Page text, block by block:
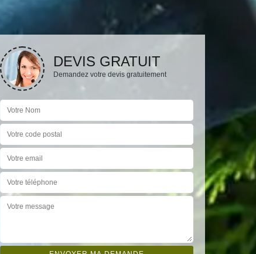
DEVIS GRATUIT
Demandez votre devis gratuitement